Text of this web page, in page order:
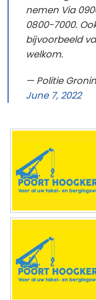
nemen Via
0800-7000.
bijvoorbeeld
welkom.
— Politie
June 7, 2022